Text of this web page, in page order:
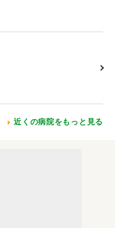
近くの病院をもっと見る